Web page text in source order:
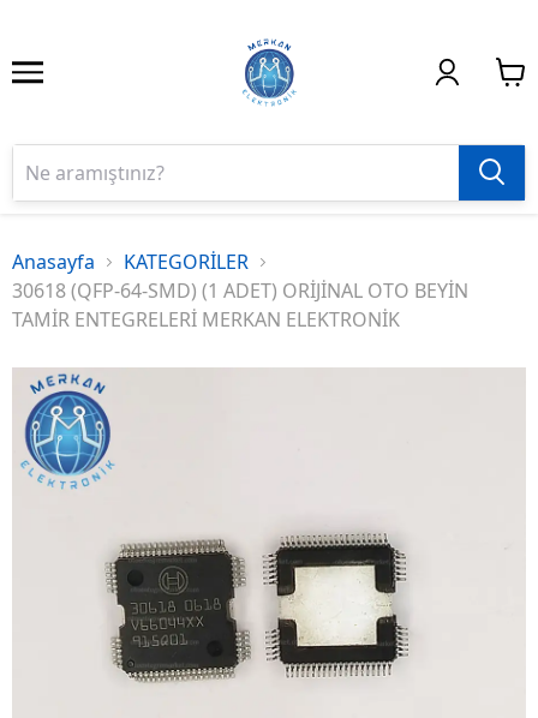
Anasayfa
KATEGORİLER
30618 (QFP-64-SMD) (1 ADET) ORİJİNAL OTO BEYİN
TAMİR ENTEGRELERİ MERKAN ELEKTRONİK